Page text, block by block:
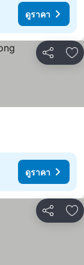
ดูราคา
แชร์ เ
ดูราคา
แชร์ เ